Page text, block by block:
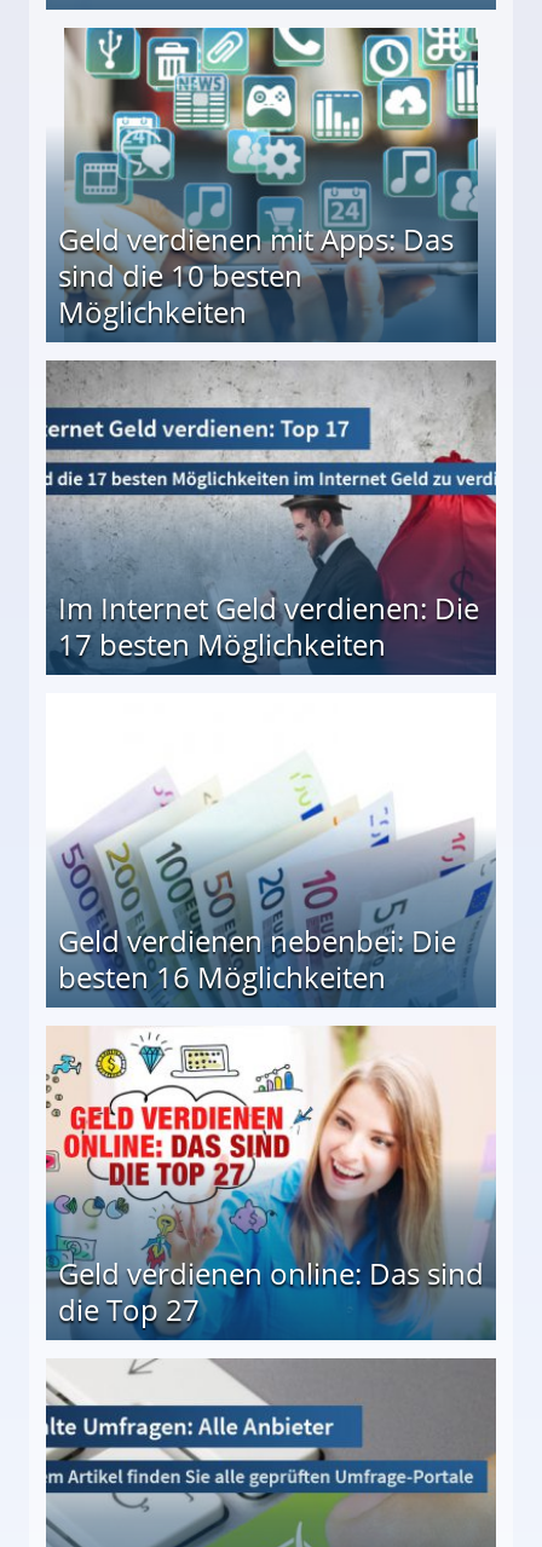
↻ Täglich neue Produkttests
Geld verdienen mit Apps: Das
sind die 10 besten
Möglichkeiten
besten Möglichkeiten
Im Internet Geld verdienen: Die
17 besten Möglichkeiten
Geld verdienen nebenbei: Die
besten 16 Möglichkeiten
Geld verdienen online: Das sind
die Top 27